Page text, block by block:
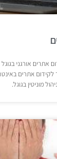
אתרים אורגני
אתרים
מוניטין בגוגל.